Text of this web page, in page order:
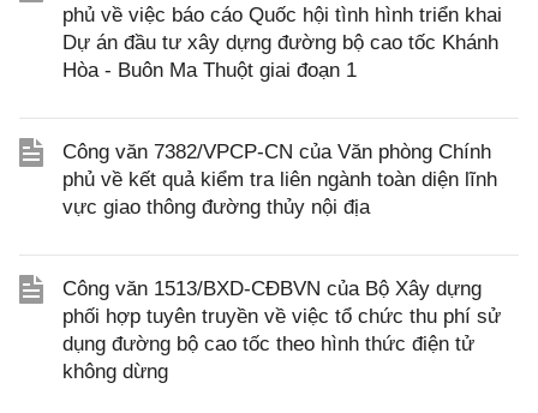
phủ về việc báo cáo Quốc hội tình hình triển khai
Dự án đầu tư xây dựng đường bộ cao tốc Khánh
Hòa - Buôn Ma Thuột giai đoạn 1
Công văn 7382/VPCP-CN của Văn phòng Chính
phủ về kết quả kiểm tra liên ngành toàn diện lĩnh
vực giao thông đường thủy nội địa
Công văn 1513/BXD-CĐBVN của Bộ Xây dựng
phối hợp tuyên truyền về việc tổ chức thu phí sử
dụng đường bộ cao tốc theo hình thức điện tử
không dừng